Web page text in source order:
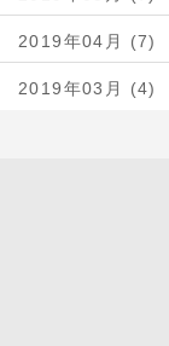
2019年04月 (7)
2019年03月 (4)